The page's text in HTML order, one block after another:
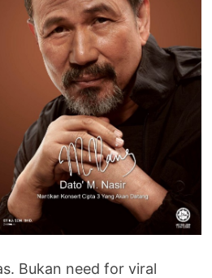
Bukan need for viral